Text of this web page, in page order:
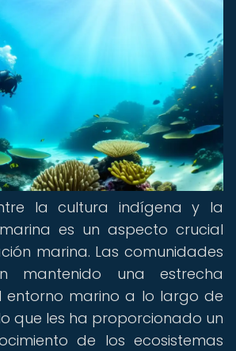
la cultura indígena y la
es un aspecto crucial
marina. Las comunidades
mantenido una estrecha
entorno marino a lo largo de
que les ha proporcionado un
de los ecosistemas